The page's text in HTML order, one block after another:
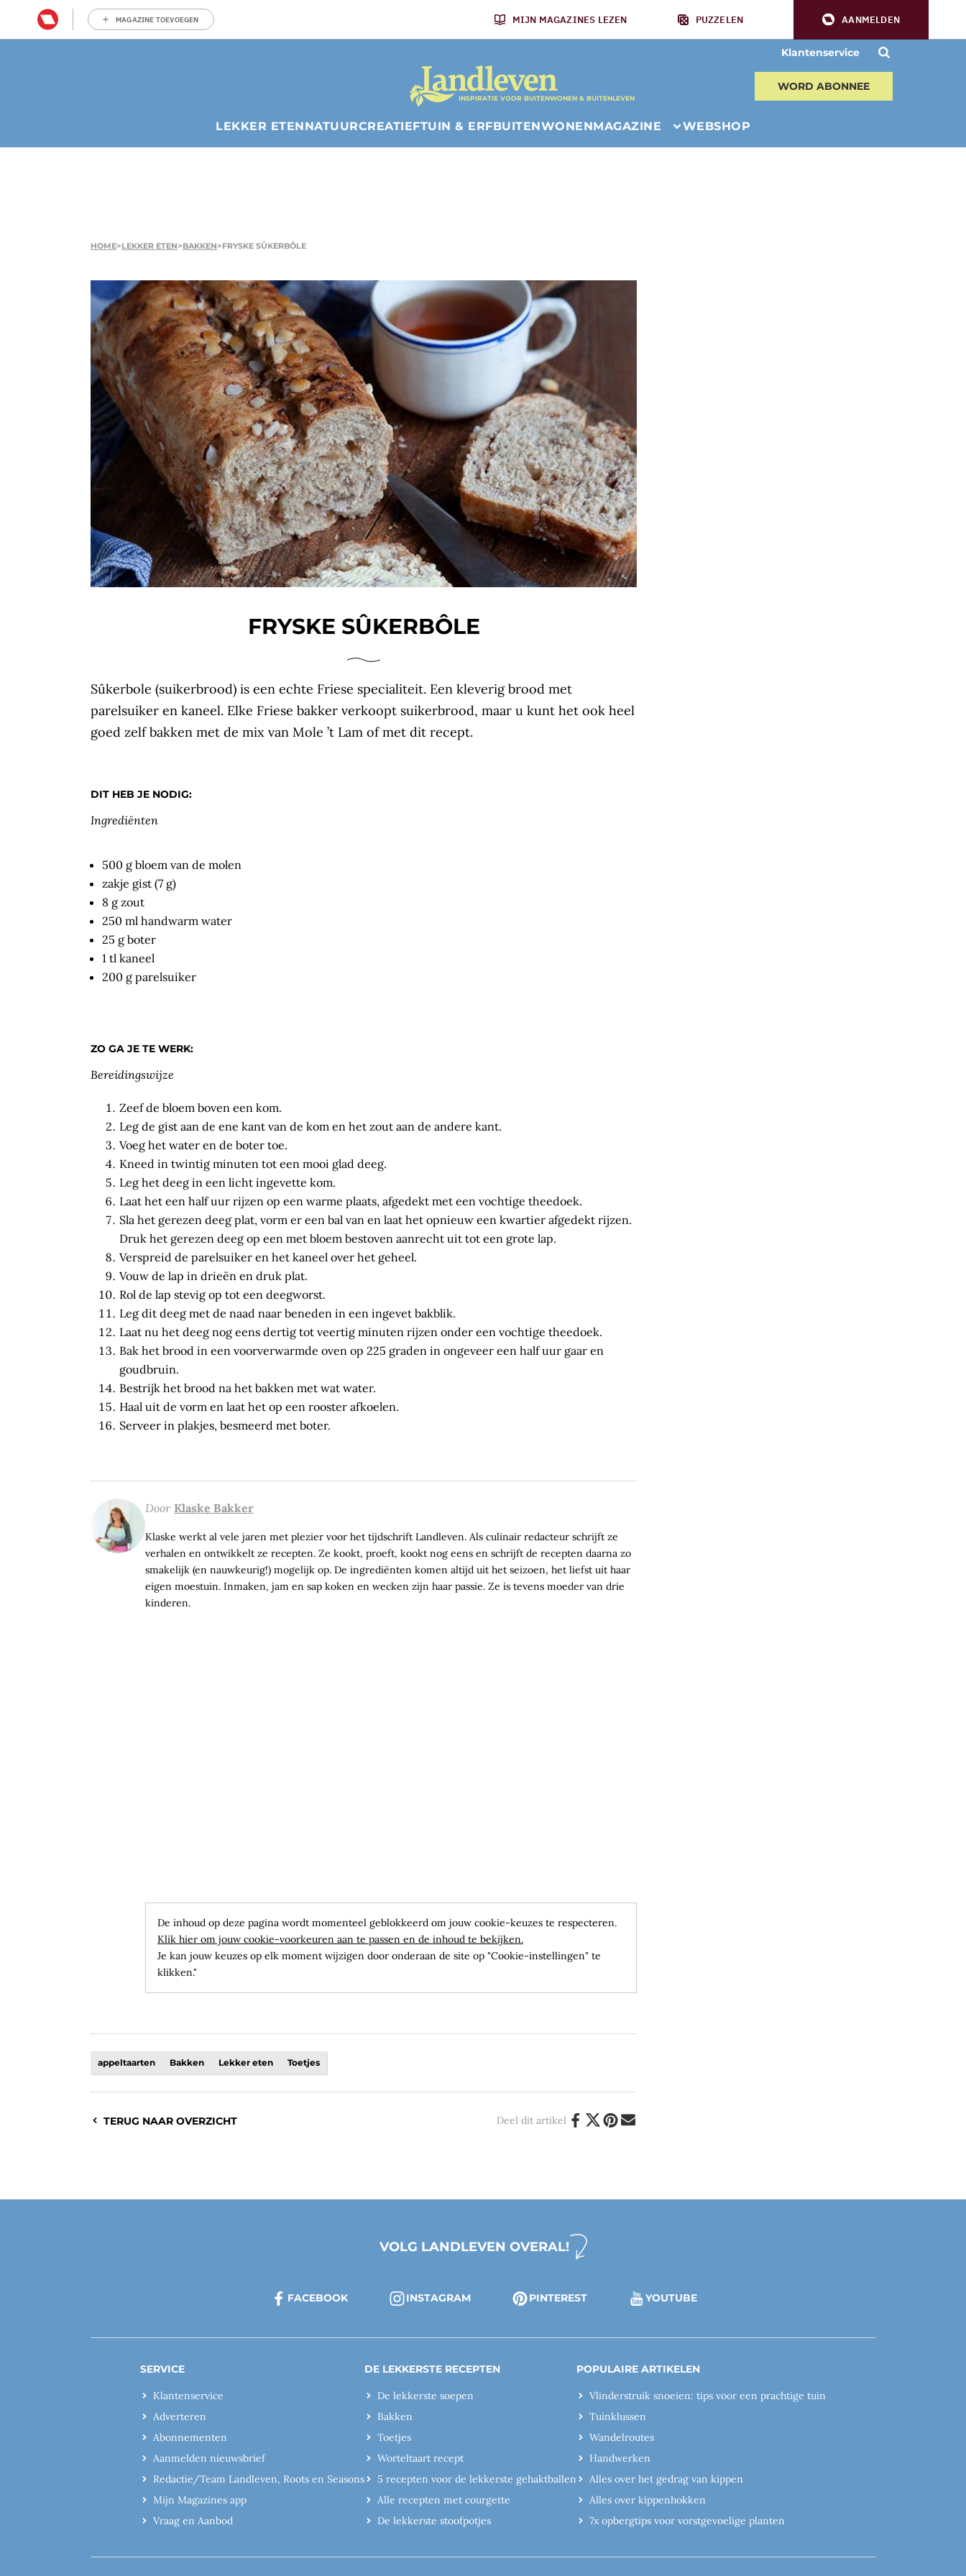
MAGAZINE TOEVOEGEN MIJN MAGAZINES LEZEN PUZZELEN AANMELDEN
Klantenservice
INSPIRATIE VOOR BUITENWONEN & BUITENLEVEN
WORD ABONNEE
LEKKER ETENNATUURCREATIEFTUIN & ERFBUITENWONENMAGAZINE WEBSHOP
HOME>LEKKER ETEN>BAKKEN>FRYSKE SÛKERBÔLE
FRYSKE SÛKERBÔLE
Sûkerbole (suikerbrood) is een echte Friese specialiteit. Een kleverig brood met
parelsuiker en kaneel. Elke Friese bakker verkoopt suikerbrood, maar u kunt het ook heel
goed zelf bakken met de mix van Mole ’t Lam of met dit recept.
DIT HEB JE NODIG:
Ingrediënten
500 g bloem van de molen
zakje gist (7 g)
8 g zout
250 ml handwarm water
25 g boter
1 tl kaneel
200 g parelsuiker
ZO GA JE TE WERK:
Bereidingswijze
Zeef de bloem boven een kom.
Leg de gist aan de ene kant van de kom en het zout aan de andere kant.
Voeg het water en de boter toe.
Kneed in twintig minuten tot een mooi glad deeg.
Leg het deeg in een licht ingevette kom.
Laat het een half uur rijzen op een warme plaats, afgedekt met een vochtige theedoek.
Sla het gerezen deeg plat, vorm er een bal van en laat het opnieuw een kwartier afgedekt rijzen.
Druk het gerezen deeg op een met bloem bestoven aanrecht uit tot een grote lap.
Verspreid de parelsuiker en het kaneel over het geheel.
Vouw de lap in drieën en druk plat.
Rol de lap stevig op tot een deegworst.
Leg dit deeg met de naad naar beneden in een ingevet bakblik.
Laat nu het deeg nog eens dertig tot veertig minuten rijzen onder een vochtige theedoek.
Bak het brood in een voorverwarmde oven op 225 graden in ongeveer een half uur gaar en
goudbruin.
Bestrijk het brood na het bakken met wat water.
Haal uit de vorm en laat het op een rooster afkoelen.
Serveer in plakjes, besmeerd met boter.
Door Klaske Bakker
Klaske werkt al vele jaren met plezier voor het tijdschrift Landleven. Als culinair redacteur schrijft ze
verhalen en ontwikkelt ze recepten. Ze kookt, proeft, kookt nog eens en schrijft de recepten daarna zo
smakelijk (en nauwkeurig!) mogelijk op. De ingrediënten komen altijd uit het seizoen, het liefst uit haar
eigen moestuin. Inmaken, jam en sap koken en wecken zijn haar passie. Ze is tevens moeder van drie
kinderen.
De inhoud op deze pagina wordt momenteel geblokkeerd om jouw cookie-keuzes te respecteren.
Klik hier om jouw cookie-voorkeuren aan te passen en de inhoud te bekijken.
Je kan jouw keuzes op elk moment wijzigen door onderaan de site op "Cookie-instellingen" te
klikken."
appeltaarten Bakken Lekker eten Toetjes
TERUG NAAR OVERZICHT Deel dit artikel
VOLG LANDLEVEN OVERAL!
FACEBOOK INSTAGRAM PINTEREST YOUTUBE
SERVICE
Klantenservice
Adverteren
Abonnementen
Aanmelden nieuwsbrief
Redactie/Team Landleven, Roots en Seasons
Mijn Magazines app
Vraag en Aanbod
DE LEKKERSTE RECEPTEN
De lekkerste soepen
Bakken
Toetjes
Worteltaart recept
5 recepten voor de lekkerste gehaktballen
Alle recepten met courgette
De lekkerste stoofpotjes
POPULAIRE ARTIKELEN
Vlinderstruik snoeien: tips voor een prachtige tuin
Tuinklussen
Wandelroutes
Handwerken
Alles over het gedrag van kippen
Alles over kippenhokken
7x opbergtips voor vorstgevoelige planten